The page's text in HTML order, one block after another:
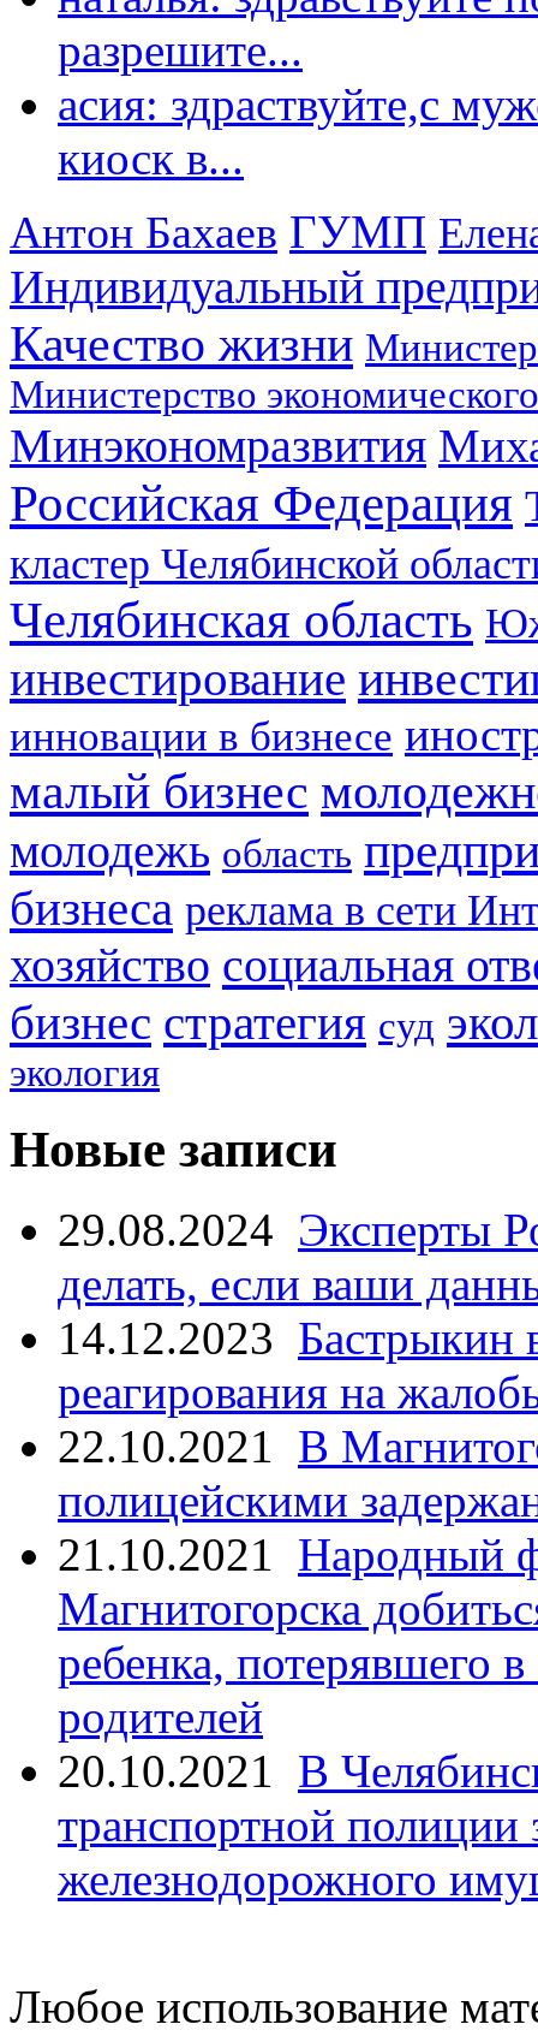
разрешите...
асия: здраствуйте,с
киоск в...
Антон Бахаев ГУМП
Индивидуальный
Качество жизни
Министерство
Минэкономразвития
Российская Федерация
кластер Челябинской
Челябинская область
инвестирование
инновации в бизнесе
малый бизнес
молодежь область
бизнеса реклама в сети
хозяйство социальная
бизнес стратегия суд
экология
Новые записи
29.08.2024 Эксперты
делать, если ваши
14.12.2023 Бастрыкин
реагирования на
22.10.2021 В
полицейскими
21.10.2021 Народный
Магнитогорска
ребенка, потерявшего
родителей
20.10.2021 В
транспортной
железнодорожного
Любое использование